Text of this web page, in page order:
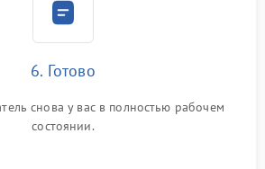
6. Готово
снова у вас в полностью рабочем
состоянии.